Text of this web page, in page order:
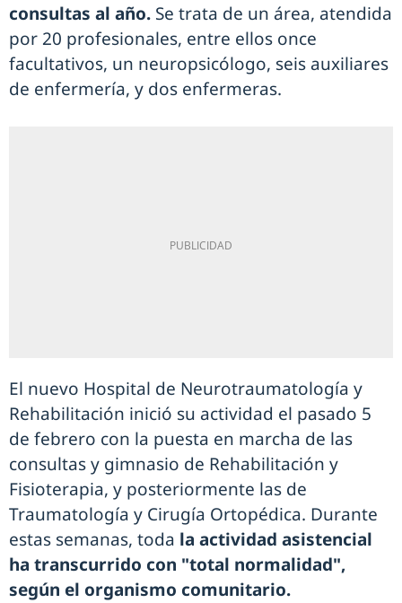
consultas al año. Se trata de un área, atendida
por 20 profesionales, entre ellos once
facultativos, un neuropsicólogo, seis auxiliares
de enfermería, y dos enfermeras.
El nuevo Hospital de Neurotraumatología y
Rehabilitación inició su actividad el pasado 5
de febrero con la puesta en marcha de las
consultas y gimnasio de Rehabilitación y
Fisioterapia, y posteriormente las de
Traumatología y Cirugía Ortopédica. Durante
estas semanas, toda la actividad asistencial
ha transcurrido con "total normalidad",
según el organismo comunitario.